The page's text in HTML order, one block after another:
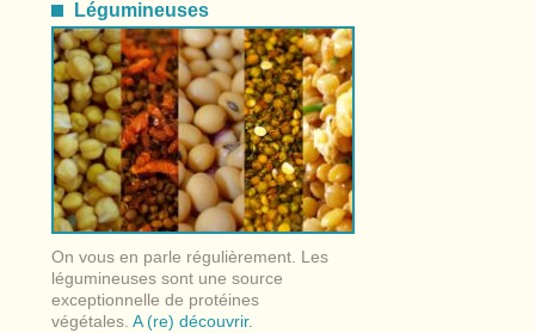
Légumineuses
On vous en parle régulièrement. Les
légumineuses sont une source
exceptionnelle de protéines
végétales.A (re) découvrir.